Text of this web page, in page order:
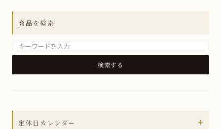
箸置き
小皿
銘々皿
商品を検索
定休日カレンダー +